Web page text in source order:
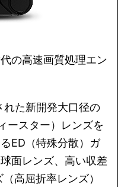
の高速画質処理エン
た新開発大口径の
ースター）レンズを
ED（特殊分散）ガ
面レンズ、高い収差
高屈折率レンズ）